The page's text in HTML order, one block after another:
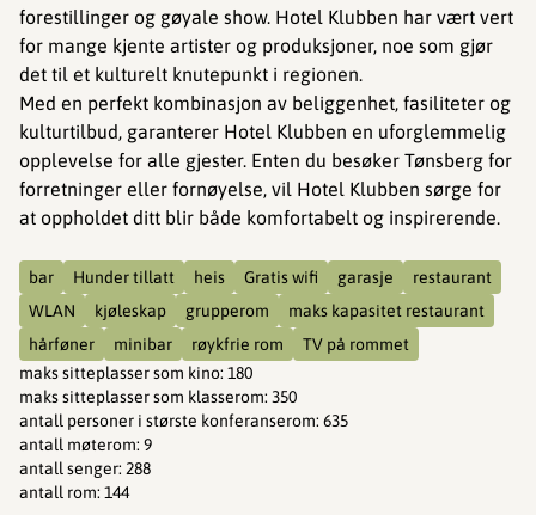
forestillinger og gøyale show. Hotel Klubben har vært vert
for mange kjente artister og produksjoner, noe som gjør
det til et kulturelt knutepunkt i regionen.
Med en perfekt kombinasjon av beliggenhet, fasiliteter og
kulturtilbud, garanterer Hotel Klubben en uforglemmelig
opplevelse for alle gjester. Enten du besøker Tønsberg for
forretninger eller fornøyelse, vil Hotel Klubben sørge for
at oppholdet ditt blir både komfortabelt og inspirerende.
bar Hunder tillatt heis Gratis wifi garasje
restaurant
WLAN
kjøleskap grupperom
maks kapasitet restaurant
hårføner
minibar røykfrie rom
TV på rommet
maks sitteplasser som kino: 180
maks sitteplasser som klasserom: 350
antall personer i største konferanserom: 635
antall møterom: 9
antall senger: 288
antall rom: 144